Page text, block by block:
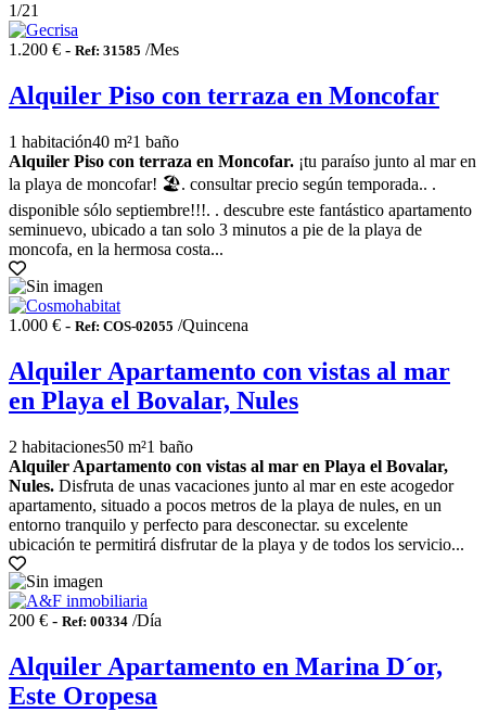
1/21
1.200 € - Ref: 31585 /Mes
Alquiler Piso con terraza en Moncofar
1 habitación40 m²1 baño
Alquiler Piso con terraza en Moncofar. ¡tu paraíso junto al mar en
la playa de moncofar! 🏖️. consultar precio según temporada.. .
disponible sólo septiembre!!!. . descubre este fantástico apartamento
seminuevo, ubicado a tan solo 3 minutos a pie de la playa de
moncofa, en la hermosa costa...
1.000 € - Ref: COS-02055 /Quincena
Alquiler Apartamento con vistas al mar
en Playa el Bovalar, Nules
2 habitaciones50 m²1 baño
Alquiler Apartamento con vistas al mar en Playa el Bovalar,
Nules. Disfruta de unas vacaciones junto al mar en este acogedor
apartamento, situado a pocos metros de la playa de nules, en un
entorno tranquilo y perfecto para desconectar. su excelente
ubicación te permitirá disfrutar de la playa y de todos los servicio...
200 € - Ref: 00334 /Día
Alquiler Apartamento en Marina D´or,
Este Oropesa